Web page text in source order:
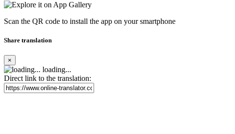
Scan the QR code to install the app on your smartphone
Share translation
×
loading...
Direct link to the translation: